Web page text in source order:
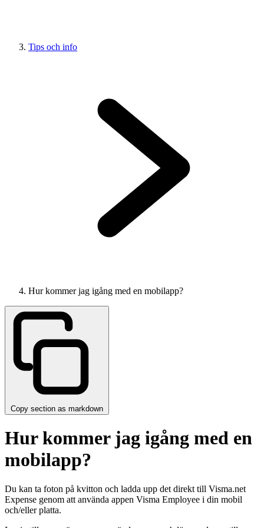
Tips och info
Hur kommer jag igång med en mobilapp?
Copy section as markdown
Hur kommer jag igång med en
mobilapp?
Du kan ta foton på kvitton och ladda upp det direkt till Visma.net
Expense genom att använda appen Visma Employee i din mobil
och/eller platta.